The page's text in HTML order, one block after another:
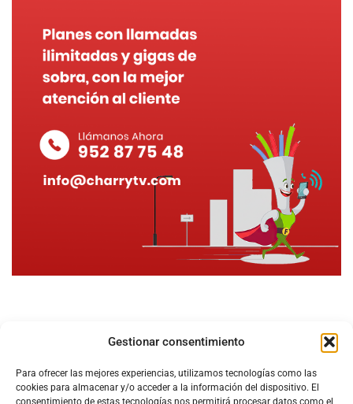
Gestionar consentimiento
Para ofrecer las mejores experiencias, utilizamos tecnologías como las
cookies para almacenar y/o acceder a la información del dispositivo. El
consentimiento de estas tecnologías nos permitirá procesar datos como el